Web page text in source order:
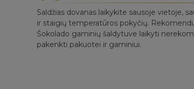
Saldžias dovanas laikykite sausoje vietoje,
ir staigių temperatūros pokyčių.
Šokolado gaminių šaldytuve laikyti
pakenkti pakuotei ir gaminiui.